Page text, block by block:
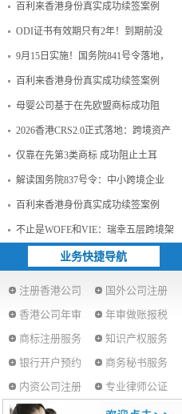
百利来香港身份真实成功续签案例
ODI证书有效期只有2年！到期前没
9月15日实施！国务院841号令落地，
百利来香港身份真实成功续签案例
母婴公司基于在先欧盟商标成功阻
2026香港CRS2.0正式落地：跨境资产
仅靠在先第3类商标 成功阻止土耳
解读国务院837号令：中小跨境企业
百利来香港身份真实成功续签案例
不止是WOFE和VIE：瑞幸五层跨境架
业务快捷导航
注册香港公司
国外公司注册
香港公司年审
年审做账报税
商标注册服务
知识产权服务
银行开户预约
商务秘书服务
内资公司注册
专业律师公证